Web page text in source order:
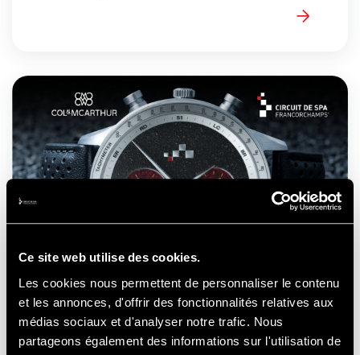
Ce site web utilise des cookies.
Les cookies nous permettent de personnaliser le contenu
et les annonces, d'offrir des fonctionnalités relatives aux
médias sociaux et d'analyser notre trafic. Nous
partageons également des informations sur l'utilisation de
Het circuit van Spa-Francorchamps
omgevormd tot horloge: de gewaagde